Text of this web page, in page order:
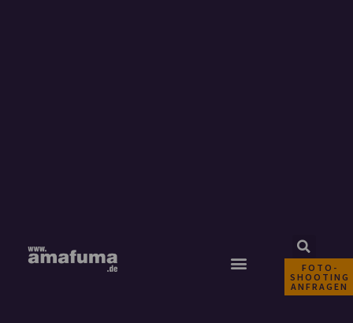
FOTO-
SHOOTING
ANFRAGEN